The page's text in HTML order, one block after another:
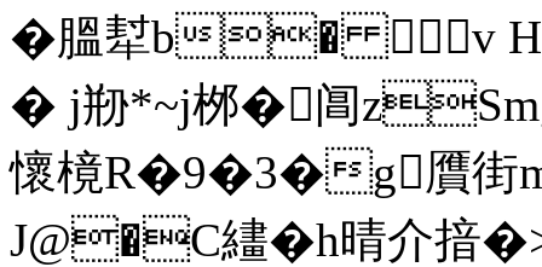
�膃犎b� v
� j剙*~j桞�阊
懷樈R�9�3�g贋街
J@�C繣�h晴介揞